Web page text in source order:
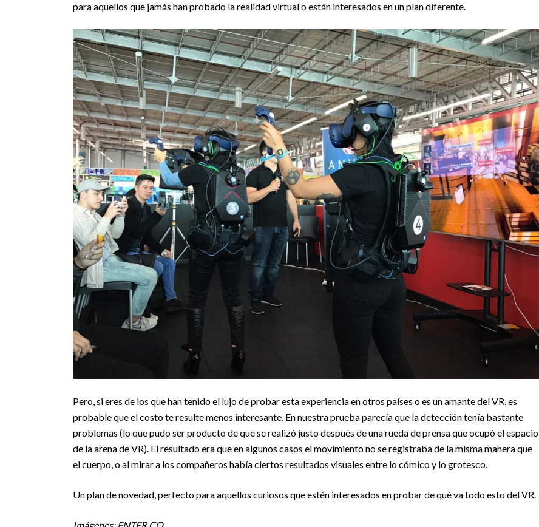
para aquellos que jamás han probado la realidad virtual o están interesados en un plan diferente.
Pero, si eres de los que han tenido el lujo de probar esta experiencia en otros países o es un amante del VR, es
probable que el costo te resulte menos interesante. En nuestra prueba parecía que la detección tenía bastante
problemas (lo que pudo ser producto de que se realizó justo después de una rueda de prensa que ocupó el espacio
de la arena de VR). El resultado era que en algunos casos el movimiento no se registraba de la misma manera que
el cuerpo, o al mirar a los compañeros había ciertos resultados visuales entre lo cómico y lo grotesco.
Un plan de novedad, perfecto para aquellos curiosos que estén interesados en probar de qué va todo esto del VR.